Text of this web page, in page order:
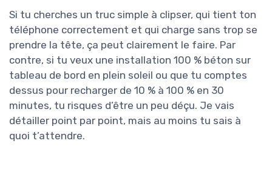
Si tu cherches un truc simple à clipser, qui tient ton
téléphone correctement et qui charge sans trop se
prendre la tête, ça peut clairement le faire. Par
contre, si tu veux une installation 100 % béton sur
tableau de bord en plein soleil ou que tu comptes
dessus pour recharger de 10 % à 100 % en 30
minutes, tu risques d’être un peu déçu. Je vais
détailler point par point, mais au moins tu sais à
quoi t’attendre.